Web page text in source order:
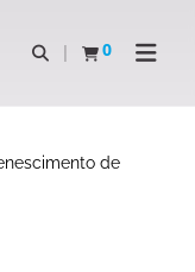
Open search
0
View basketOpen
de